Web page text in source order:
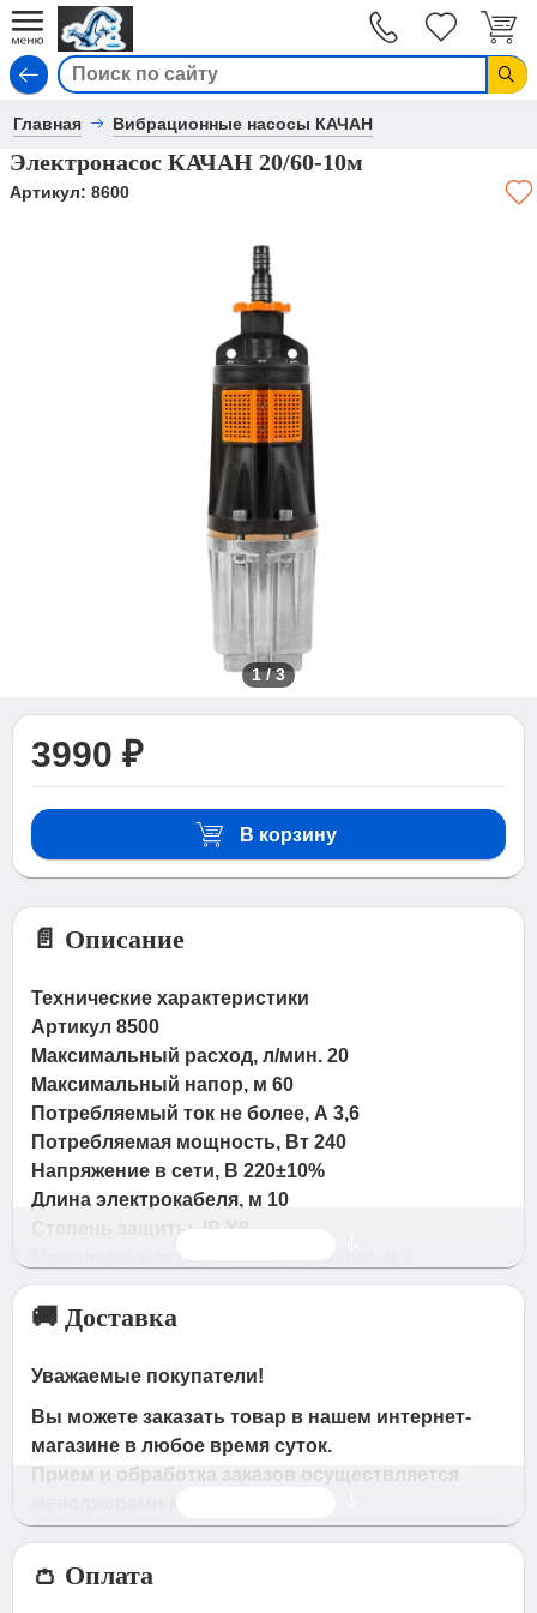
Главная Вибрационные насосы КАЧАН
Электронасос КАЧАН 20/60-10м
Артикул: 8600
1/3
3990 ₽
В корзину
📄 Описание
Технические характеристики
Артикул 8500
Максимальный расход, л/мин. 20
Максимальный напор, м 60
Потребляемый ток не более, А 3,6
Потребляемая мощность, Вт 240
Напряжение в сети, В 220±10%
Длина электрокабеля, м 10
Степень защиты, IP X8
Температура перекачиваемой воды, С° от +1 до
+35
резьба), дюйм ¾
Присоединительный размер (штуцер-ёлочка),
мм 16, 20
Максимальное давление, бар 6
Технические характеристики
Артикул 8500
🚚 Доставка
Уважаемые покупатели!
Вы можете заказать товар в нашем интернет-
магазине в любое время суток.
Прием и обработка заказов осуществляется
Время работы магазина:
с 09:00 дo 19:00
👛 Оплата